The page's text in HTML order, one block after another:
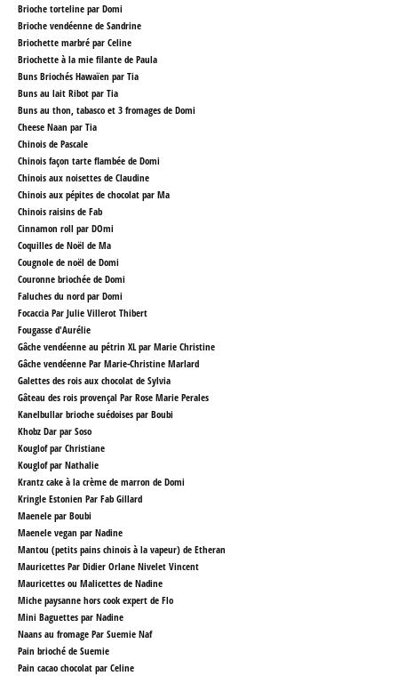
Brioche torteline par Domi
Brioche vendéenne de Sandrine
Briochette marbré par Celine
Briochette à la mie filante de Paula
Buns Briochés Hawaïen par Tia
Buns au lait Ribot par Tia
Buns au thon, tabasco et 3 fromages de Domi
Cheese Naan par Tia
Chinois de Pascale
Chinois façon tarte flambée de Domi
Chinois aux noisettes de Claudine
Chinois aux pépites de chocolat par Ma
Chinois raisins de Fab
Cinnamon roll par DOmi
Coquilles de Noël de Ma
Cougnole de noël de Domi
Couronne briochée de Domi
Faluches du nord par Domi
Focaccia Par Julie Villerot Thibert
Fougasse d'Aurélie
Gâche vendéenne au pétrin XL par Marie Christine
Gâche vendéenne Par Marie-Christine Marlard
Galettes des rois aux chocolat de Sylvia
Gâteau des rois provençal Par Rose Marie Perales
Kanelbullar brioche suédoises par Boubi
Khobz Dar par Soso
Kouglof par Christiane
Kouglof par Nathalie
Krantz cake à la crème de marron de Domi
Kringle Estonien Par Fab Gillard
Maenele par Boubi
Maenele vegan par Nadine
Mantou (petits pains chinois à la vapeur) de Etheran
Mauricettes Par Didier Orlane Nivelet Vincent
Mauricettes ou Malicettes de Nadine
Miche paysanne hors cook expert de Flo
Mini Baguettes par Nadine
Naans au fromage Par Suemie Naf
Pain brioché de Suemie
Pain cacao chocolat par Celine